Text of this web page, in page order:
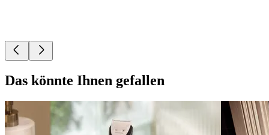
Das könnte Ihnen gefallen